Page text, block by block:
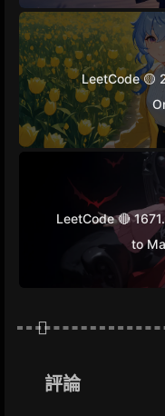
LeetCode 🟡
LeetCode 🔴
to
評論